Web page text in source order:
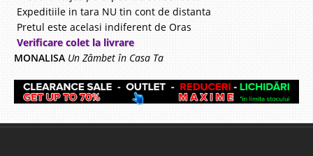
Expeditiile in tara NU tin cont de distanta
Pretul este acelasi indiferent de Oras
Verificare colet la livrare
MONALISA Un Zâmbet în Casa Ta